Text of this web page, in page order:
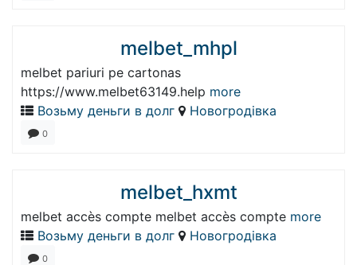
melbet_mhpl
melbet pariuri pe cartonas
https://www.melbet63149.help more
Возьму деньги в долг
Новогродівка
0
melbet_hxmt
melbet accès compte melbet accès compte more
Возьму деньги в долг
Новогродівка
0